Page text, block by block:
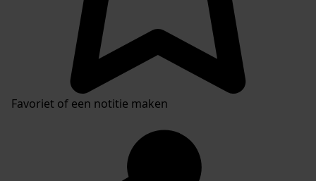
Favoriet of een notitie maken